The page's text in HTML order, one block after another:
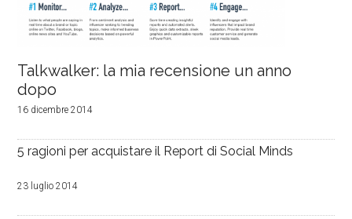
Talkwalker: la mia recensione un anno
dopo
16 dicembre 2014
5 ragioni per acquistare il Report di Social Minds
23 luglio 2014